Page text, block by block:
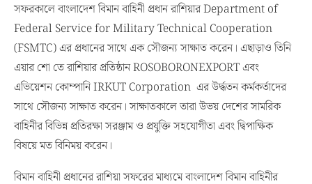
সফরকালে বাংলাদেশ বিমান বাহিনী প্রধান রাশিয়ার Department of
Federal Service for Military Technical Cooperation
(FSMTC) এর প্রধানের সাথে এক সৌজন্য সাক্ষাত করেন। এছাড়াও তিনি
এয়ার শো তে রাশিয়ার প্রতিষ্ঠান ROSOBORONEXPORT এবং
এভিয়েশন কোম্পানি IRKUT Corporation এর উর্দ্ধতন কর্মকর্তাদের
সাথে সৌজন্য সাক্ষাত করেন। সাক্ষাতকালে তারা উভয় দেশের সামরিক
বাহিনীর বিভিন্ন প্রতিরক্ষা সরঞ্জাম ও প্রযুক্তি সহযোগীতা এবং দ্বিপাক্ষিক
বিষয়ে মত বিনিময় করেন।
বিমান বাহিনী প্রধানের রাশিয়া সফরের মাধ্যমে বাংলাদেশ বিমান বাহিনীর